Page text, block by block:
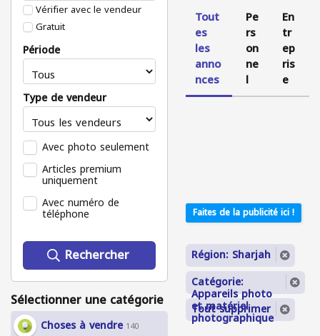
Vérifier avec le vendeur
Gratuit
Période
Type de vendeur
Avec photo seulement
Articles premium
uniquement
Avec numéro de
téléphone
Rechercher
Sélectionner une catégorie
Choses à vendre 140
Tout
es
les
anno
nces
Pe
rs
on
ne
l
En
tr
ep
ris
e
Faites de la publicité ici !
Région: Sharjah
Catégorie:
Appareils photo
et matériel
photographique
Tout supprimer